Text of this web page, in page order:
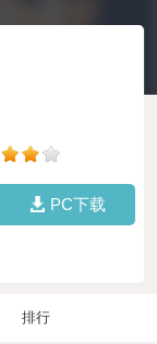
PC下载
排行